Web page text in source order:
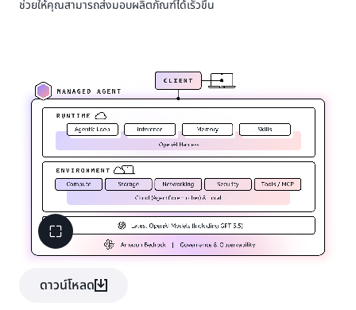
ช่วยให้คุณสามารถส่งมอบผลิตภัณฑ์ได้เร็วขึ้น
ดาวน์โหลด